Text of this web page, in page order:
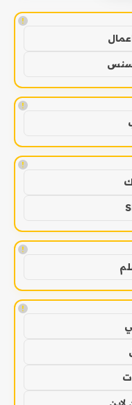
!
!
!
!
!